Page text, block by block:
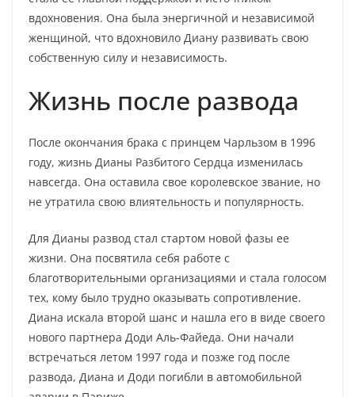
вдохновения. Она была энергичной и независимой
женщиной, что вдохновило Диану развивать свою
собственную силу и независимость.
Жизнь после развода
После окончания брака с принцем Чарльзом в 1996
году, жизнь Дианы Разбитого Сердца изменилась
навсегда. Она оставила свое королевское звание, но
не утратила свою влиятельность и популярность.
Для Дианы развод стал стартом новой фазы ее
жизни. Она посвятила себя работе с
благотворительными организациями и стала голосом
тех, кому было трудно оказывать сопротивление.
Диана искала второй шанс и нашла его в виде своего
нового партнера Доди Аль-Файеда. Они начали
встречаться летом 1997 года и позже год после
развода, Диана и Доди погибли в автомобильной